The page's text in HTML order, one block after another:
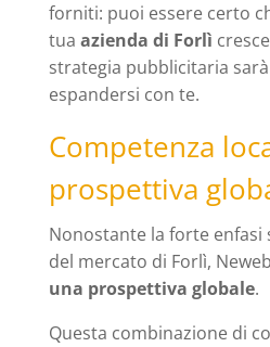
forniti: puoi essere certo
tua azienda di Forlì
strategia pubblicitaria
espandersi con te.
Competenza
prospettiva
Nonostante la forte
del mercato di Forlì,
una prospettiva globale.
Questa combinazione di